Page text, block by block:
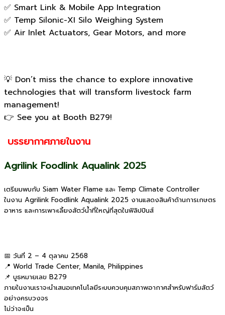
✅ Smart Link & Mobile App Integration
✅ Temp Silonic-XI Silo Weighing System
✅ Air Inlet Actuators, Gear Motors, and more
💡 Don’t miss the chance to explore innovative
technologies that will transform livestock farm
management!
👉 See you at Booth B279!
บรรยากาศภายในงาน
Agrilink Foodlink Aqualink 2025
เตรียมพบกับ Siam Water Flame และ Temp Climate Controller
ในงาน Agrilink Foodlink Aqualink 2025 งานแสดงสินค้าด้านการเกษตร
อาหาร และการเพาะเลี้ยงสัตว์น้ำที่ใหญ่ที่สุดในฟิลิปปินส์
📅 วันที่ 2 – 4 ตุลาคม 2568
📍 World Trade Center, Manila, Philippines
📌 บูธหมายเลข B279
ภายในงานเราจะนำเสนอเทคโนโลยีระบบควบคุมสภาพอากาศสำหรับฟาร์มสัตว์
อย่างครบวงจร
ไม่ว่าจะเป็น